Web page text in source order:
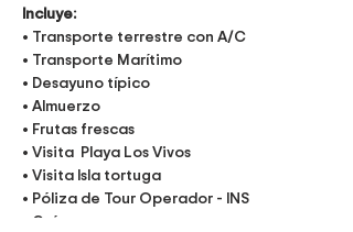
Incluye:
• Transporte terrestre con A/C
• Transporte Marítimo
• Desayuno típico
• Almuerzo
• Frutas frescas
• Visita Playa Los Vivos
• Visita Isla tortuga
• Póliza de Tour Operador - INS
• Guías